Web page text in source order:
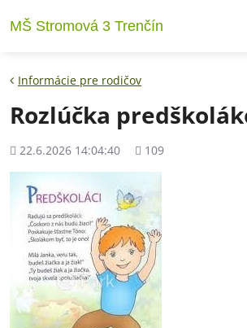
MŠ Stromová 3 Trenčín
Informácie pre rodičov
Rozlúčka
Pridané
22.6.2026 14:04:40
Počet
109